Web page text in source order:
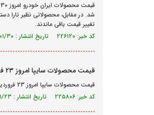
تغییر قیمت باقی ماندند.
کد خبر: ۲۲۶۱۲۰ تاریخ انتشار : ۱۴۰۴/۰۱/۳۰
قیمت محصولات سایپا امروز ۲۳ فروردین ۱۴۰۴+ جدول
قیمت محصولات سایپا امروز 23 فروردین 1404 در بیشتر مدل‌ها به استثنای یک خودرو با افزایش روبه‌روست.
کد خبر: ۲۲۵۸۰۶ تاریخ انتشار : ۱۴۰۴/۰۱/۲۳